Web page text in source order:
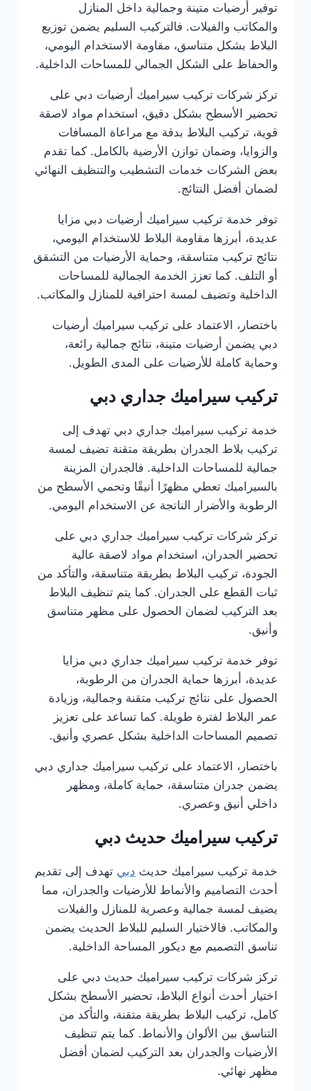
توفير أرضيات متينة وجمالية داخل المنازل
والمكاتب والفيلات. فالتركيب السليم يضمن توزيع
البلاط بشكل متناسق، مقاومة الاستخدام اليومي،
والحفاظ على الشكل الجمالي للمساحات الداخلية.
تركز شركات تركيب سيراميك أرضيات دبي على
تحضير الأسطح بشكل دقيق، استخدام مواد لاصقة
قوية، تركيب البلاط بدقة مع مراعاة المسافات
والزوايا، وضمان توازن الأرضية بالكامل. كما تقدم
بعض الشركات خدمات التشطيب والتنظيف النهائي
لضمان أفضل النتائج.
توفر خدمة تركيب سيراميك أرضيات دبي مزايا
عديدة، أبرزها مقاومة البلاط للاستخدام اليومي،
نتائج تركيب متناسقة، وحماية الأرضيات من التشقق
أو التلف. كما تعزز الخدمة الجمالية للمساحات
الداخلية وتضيف لمسة احترافية للمنازل والمكاتب.
باختصار، الاعتماد على تركيب سيراميك أرضيات
دبي يضمن أرضيات متينة، نتائج جمالية رائعة،
وحماية كاملة للأرضيات على المدى الطويل.
تركيب سيراميك جداري دبي
خدمة تركيب سيراميك جداري دبي تهدف إلى
تركيب بلاط الجدران بطريقة متقنة تضيف لمسة
جمالية للمساحات الداخلية. فالجدران المزينة
بالسيراميك تعطي مظهرًا أنيقًا وتحمي الأسطح من
الرطوبة والأضرار الناتجة عن الاستخدام اليومي.
تركز شركات تركيب سيراميك جداري دبي على
تحضير الجدران، استخدام مواد لاصقة عالية
الجودة، تركيب البلاط بطريقة متناسقة، والتأكد من
ثبات القطع على الجدران. كما يتم تنظيف البلاط
بعد التركيب لضمان الحصول على مظهر متناسق
وأنيق.
توفر خدمة تركيب سيراميك جداري دبي مزايا
عديدة، أبرزها حماية الجدران من الرطوبة،
الحصول على نتائج تركيب متقنة وجمالية، وزيادة
عمر البلاط لفترة طويلة. كما تساعد على تعزيز
تصميم المساحات الداخلية بشكل عصري وأنيق.
باختصار، الاعتماد على تركيب سيراميك جداري دبي
يضمن جدران متناسقة، حماية كاملة، ومظهر
داخلي أنيق وعصري.
تركيب سيراميك حديث دبي
خدمة تركيب سيراميك حديث دبي تهدف إلى تقديم
أحدث التصاميم والأنماط للأرضيات والجدران، مما
يضيف لمسة جمالية وعصرية للمنازل والفيلات
والمكاتب. فالاختيار السليم للبلاط الحديث يضمن
تناسق التصميم مع ديكور المساحة الداخلية.
تركز شركات تركيب سيراميك حديث دبي على
اختيار أحدث أنواع البلاط، تحضير الأسطح بشكل
كامل، تركيب البلاط بطريقة متقنة، والتأكد من
التناسق بين الألوان والأنماط. كما يتم تنظيف
الأرضيات والجدران بعد التركيب لضمان أفضل
مظهر نهائي.